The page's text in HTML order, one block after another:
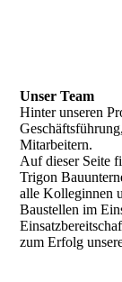
Unser Team
Hinter unseren
Mitarbeitern.
Auf dieser Seite
Trigon
alle Kolleginnen
Baustellen im
zum Erfolg